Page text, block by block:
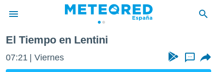
de
El Tiempo en Lentini
07:21 Viernes ...